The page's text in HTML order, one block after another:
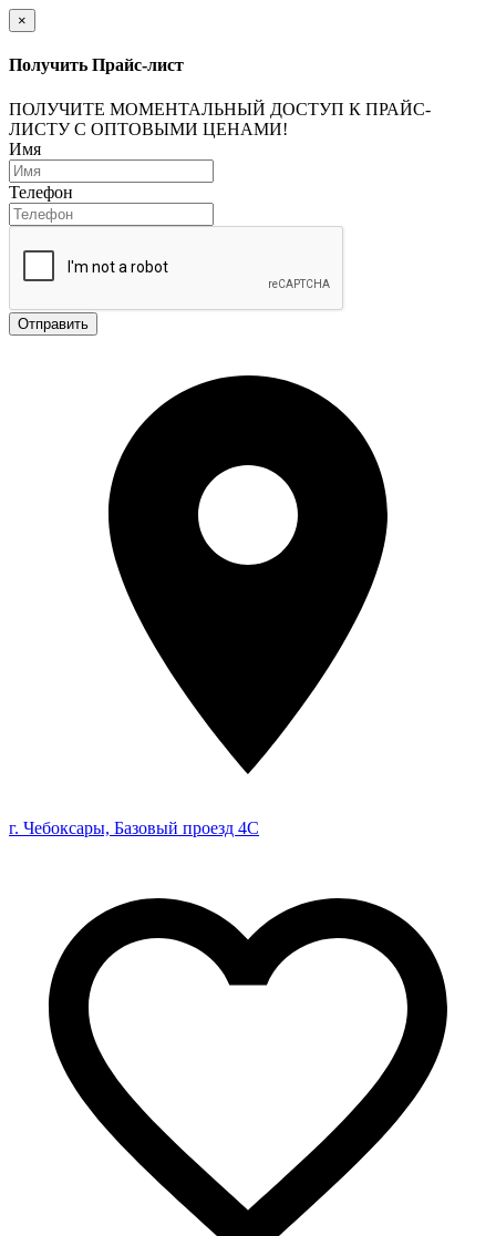
×
Получить Прайс-лист
ПОЛУЧИТЕ МОМЕНТАЛЬНЫЙ ДОСТУП К ПРАЙС-
ЛИСТУ С ОПТОВЫМИ ЦЕНАМИ!
Имя
Телефон
Отправить
г. Чебоксары, Базовый проезд 4С